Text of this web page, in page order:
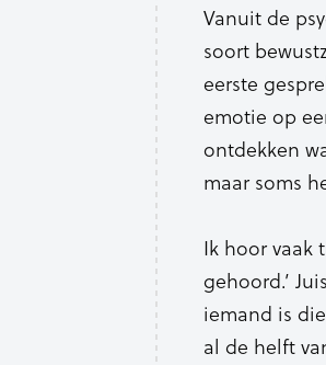
Vanuit de
soort
eerste
emotie op
ontdekken
maar soms
Ik hoor vaak
gehoord.’
iemand is
al de helft